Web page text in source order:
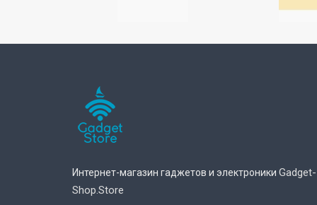
Интернет-магазин гаджетов и электроники Gadget-
Shop.store